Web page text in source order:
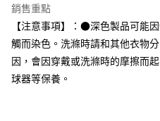
台新國際商業銀行
台灣樂天信用卡公司
運送方式
全家取貨付款
每筆NT$65，滿NT$1,000(含以
付款後全家取貨
銷售重點
【注意事項】：●深色製品可能
觸而染色。洗滌時請和其他衣物
因，會因穿戴或洗滌時的摩擦而
球器等保養。